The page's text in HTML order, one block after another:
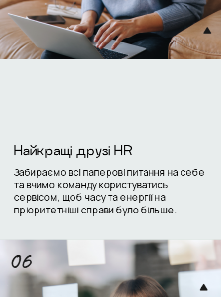
Найкращі друзі HR
Забираємо всі паперові питання на себе
та вчимо команду користуватись
сервісом, щоб часу та енергії на
пріоритетніші справи було більше.